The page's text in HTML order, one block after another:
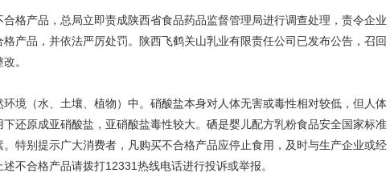
产品，总局立即责成陕西省食品药品监督管理局进行调查处理，责令企业
产品，并依法严厉处罚。陕西飞鹤关山乳业有限责任公司已发布公告，召回
。
（水、土壤、植物）中。硝酸盐本身对人体无害或毒性相对较低，但人体
还原成亚硝酸盐，亚硝酸盐毒性较大。硒是婴儿配方乳粉食品安全国家标准
特别提示广大消费者，凡购买不合格产品应停止食用，及时与生产企业或经
不合格产品请拨打12331热线电话进行投诉或举报。